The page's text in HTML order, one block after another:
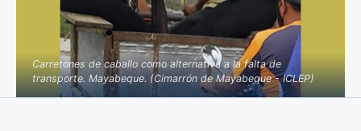
Carretones de caballo como alternativa a la falta de
transporte. Mayabeque. (Cimarrón de Mayabeque - ICLEP)